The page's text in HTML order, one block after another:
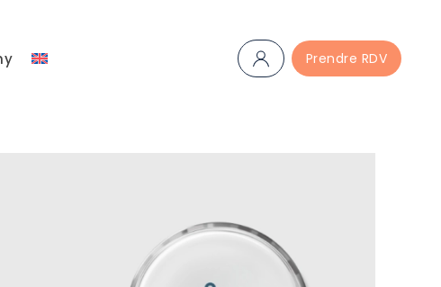
Prendre RDV